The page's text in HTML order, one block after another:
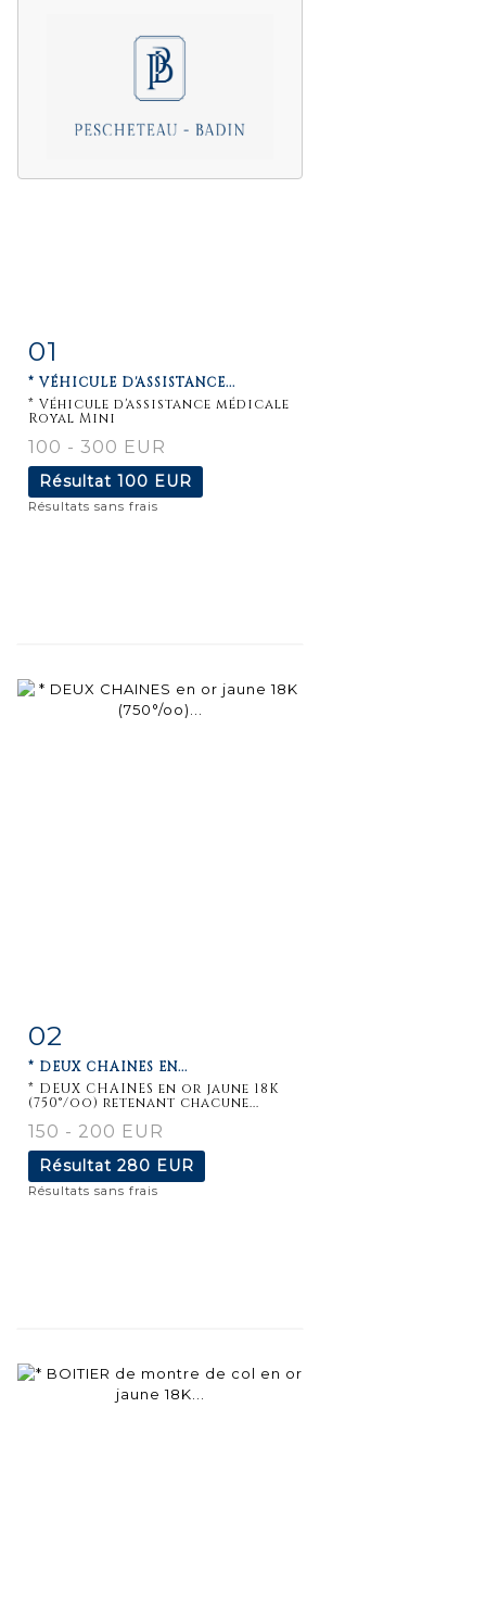
détaillée
01
* VÉHICULE D'ASSISTANCE...
* Véhicule d'assistance médicale
Royal Mini
100 - 300 EUR
Résultat 100 EUR
Résultats sans frais
détaillée
02
* DEUX CHAINES EN...
* DEUX CHAINES en or jaune 18K
(750°/oo) retenant chacune...
150 - 200 EUR
Résultat 280 EUR
Résultats sans frais